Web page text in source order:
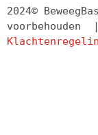
2024©
voorbehouden